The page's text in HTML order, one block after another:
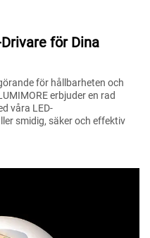
för Dina
för hållbarheten och
erbjuder en rad
våra LED-
smidig, säker och effektiv